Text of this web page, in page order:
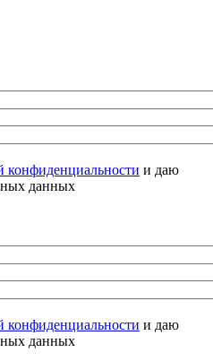
конфиденциальности и даю
данных
конфиденциальности и даю
данных